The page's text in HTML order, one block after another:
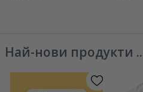
Най-нови продукти